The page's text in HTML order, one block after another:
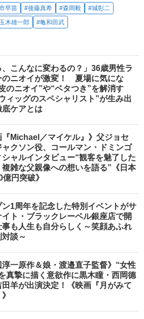
早苗 #後藤真希 #森岡毅
#城彰二
木雄一郎 #亀和田武
、こんなに変わるの？」36歳男性ラ
のニオイが激変！ 夏場に気にな
のニオイ”や“ベタつき”を解消す
ィッグのスペシャリスト”が生み出
底ケアとは
『Michael／マイケル』》父ジョセ
ャクソン役、コールマン・ドミンゴ
シャルインタビュー“観客を魅了した
複雑な父親像への想いを語る”《日本
円突破》
ン1周年を記念した特別イベントがサ
イト・ブラックレーベル銀座店で開
も人生も自分らしく～笑顔あふれ
談～
淳一原作＆娘・渡邉直子監督》“女性
真摯に描く意欲作に黒木瞳・西岡德
田羊が出演決定！《映画『月がみて